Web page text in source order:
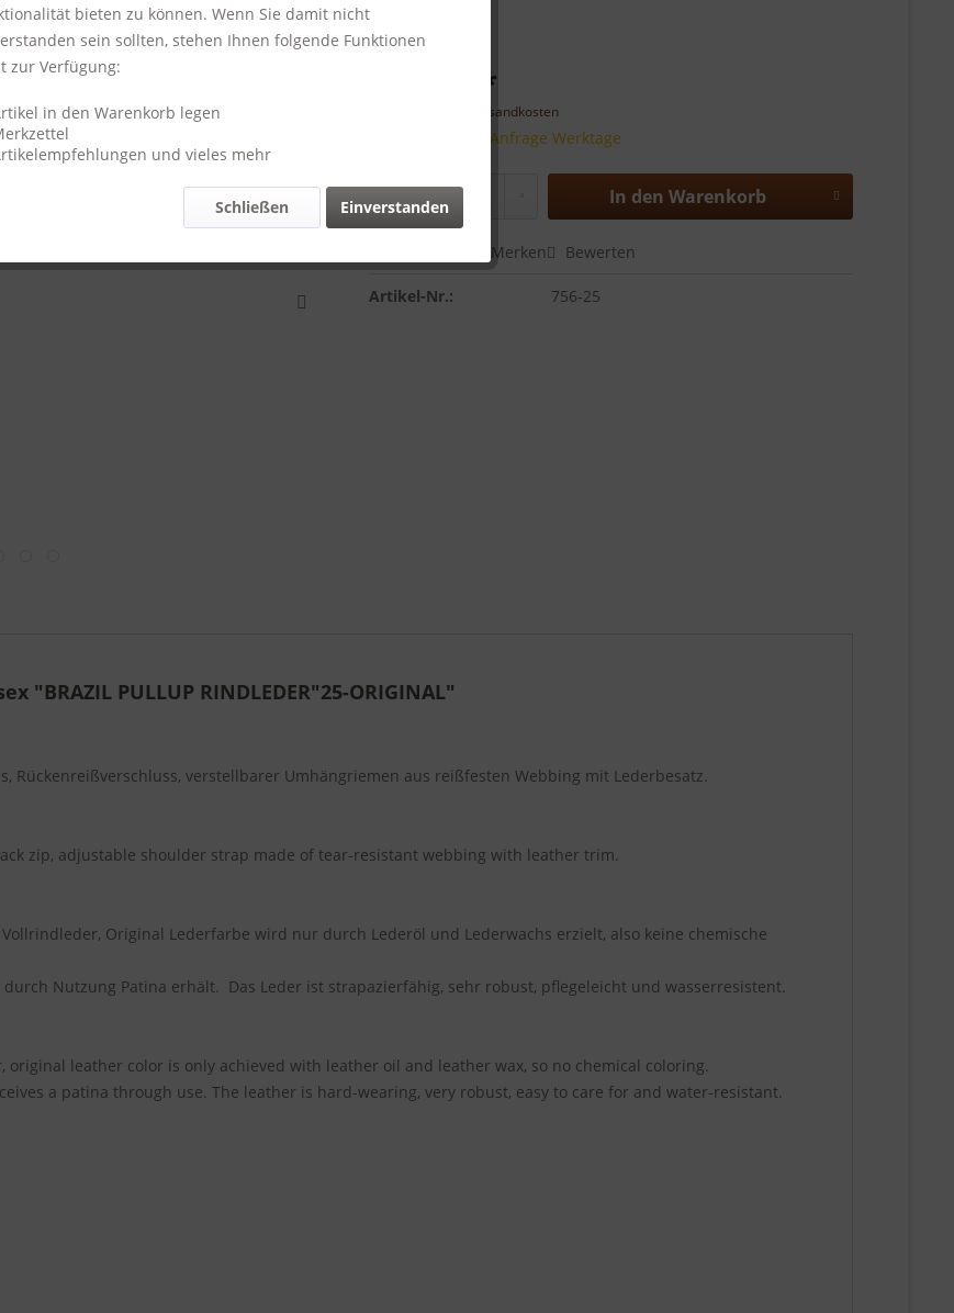
59,95 € *
zzgl. Versandkosten
Lieferzeit auf Anfrage Werktage
In den Warenkorb
Merken Bewerten
Artikel-Nr.: 756-25
PULLUP RINDLEDER"25-ORIGINAL"
Rückenreißverschluss, verstellbarer Umhängriemen aus reißfesten Webbing mit Lederbesatz.
zip, adjustable shoulder strap made of tear-resistant webbing with leather trim.
Original Lederfarbe wird nur durch Lederöl und Lederwachs erzielt, also keine chemische
Nutzung Patina erhält. Das Leder ist strapazierfähig, sehr robust, pflegeleicht und wasserresistent.
leather color is only achieved with leather oil and leather wax, so no chemical coloring.
a patina through use. The leather is hard-wearing, very robust, easy to care for and water-resistant.
bieten zu können. Wenn Sie damit nicht
sein sollten, stehen Ihnen folgende Funktionen
zur Verfügung:
in den Warenkorb legen
und vieles mehr
Einverstanden
Schließen